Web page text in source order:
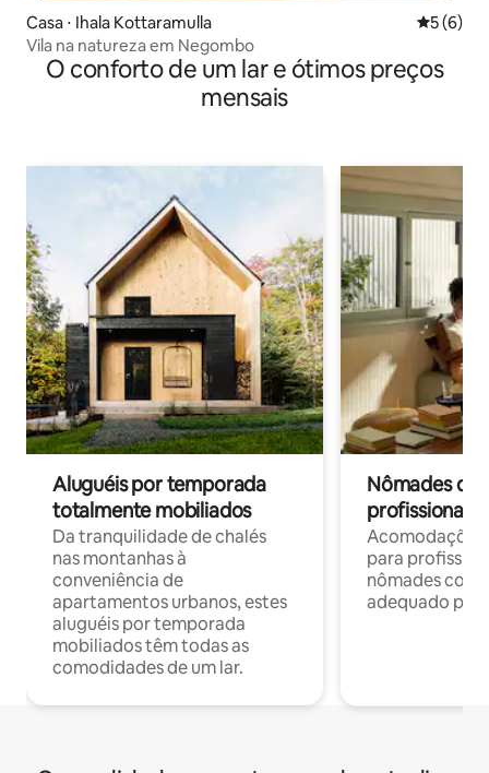
Casa ⋅ Ihala Kottaramulla 5 de
5 (6)
Vila na natureza em Negombo
O conforto de um lar e ótimos preços
mensais
Aluguéis por temporada
totalmente mobiliados
Da tranquilidade de chalés
nas montanhas à
conveniência de
apartamentos urbanos, estes
aluguéis por temporada
mobiliados têm todas as
comodidades de um lar.
Nômades
profissionais
para
nômades com
adequado